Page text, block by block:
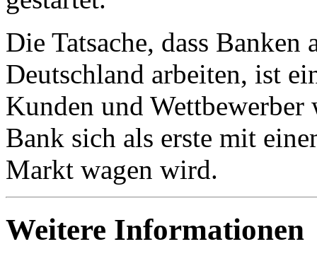
Die Tatsache, dass
Deutschland arbeiten, ist
Kunden und Wettbewerber
Bank sich als erste mit
Markt wagen wird.
Weitere Informationen